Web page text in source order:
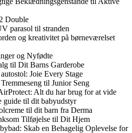
Double
parasol til stranden
og kreativitet på børneværelset
og Nyfødte
til Dit Barns Garderobe
Joie Every Stage
til Junior Seng
Alt du har brug for at vide
guide til dit babyudstyr
til dit barn fra Derma
Tilføjelse til Dit Hjem
Skab en Behagelig Oplevelse for